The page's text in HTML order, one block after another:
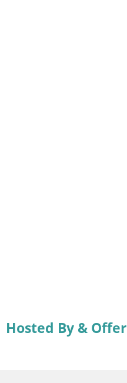
Hosted By & Offer